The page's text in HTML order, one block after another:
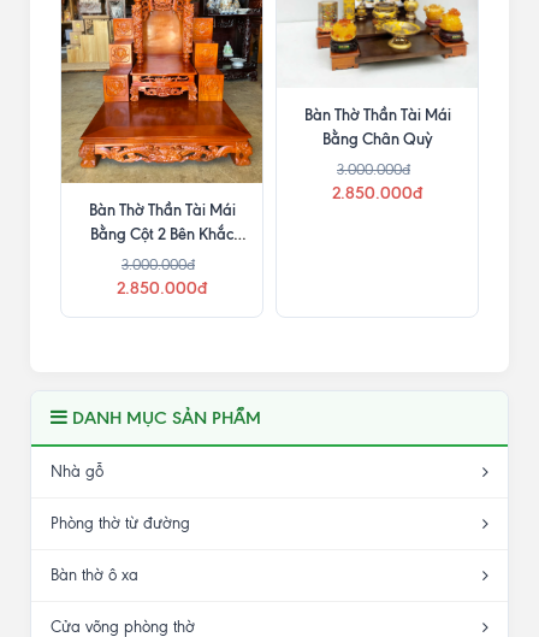
Bàn Thờ Thần Tài Mái
Bằng Cột 2 Bên Khắc
Chữ
3.000.000đ
2.850.000đ
Bàn Thờ Thần Tài Mái
Bằng Chân Quỳ
3.000.000đ
2.850.000đ
DANH MỤC SẢN PHẨM
Nhà gỗ
Phòng thờ từ đường
Bàn thờ ô xa
Cửa võng phòng thờ